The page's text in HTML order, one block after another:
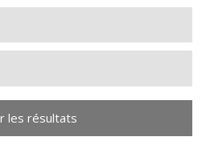
les résultats